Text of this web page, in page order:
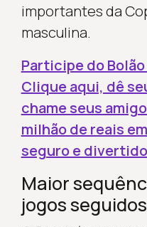
importantes da
masculina.
Participe do
Clique aqui, dê
chame seus
milhão de reais
seguro e
Maior
jogos seguidos